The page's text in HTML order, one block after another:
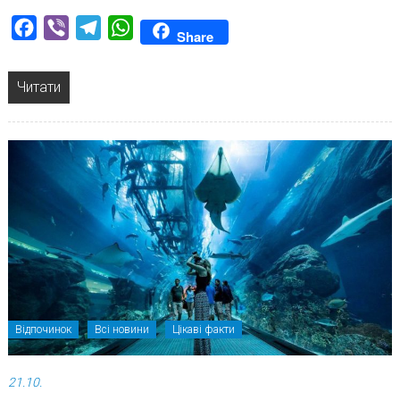
Facebook
Viber TelegramWhatsAppShare
Читати
Відпочинок Всі новини Цікаві факти
21.10.